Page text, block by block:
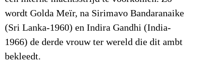
wordt Golda Meïr, na Sirimavo Bandaranaike
(Sri Lanka-1960) en Indira Gandhi (India-
1966) de derde vrouw ter wereld die dit ambt
bekleedt.